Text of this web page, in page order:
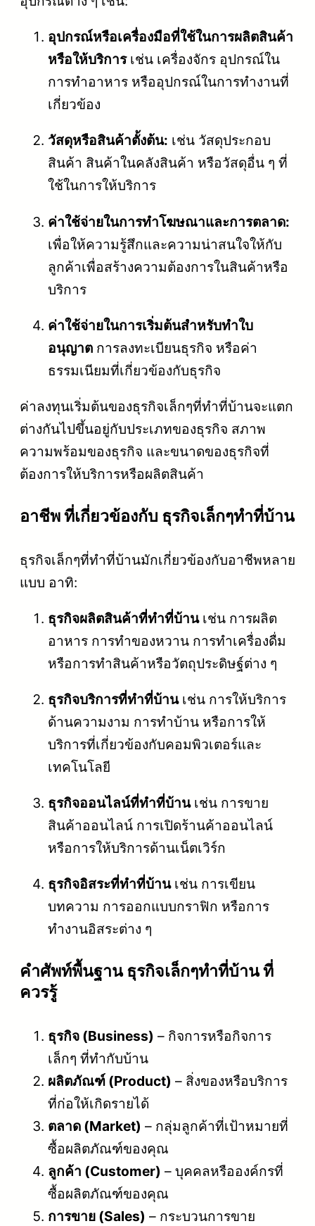
อุปกรณ์หรือเครื่องมือที่ใช้ในการผลิตสินค้า
หรือให้บริการเช่น เครื่องจักร อุปกรณ์ใน
การทำอาหาร หรืออุปกรณ์ในการทำงานที่
เกี่ยวข้อง
วัสดุหรือสินค้าตั้งต้น: เช่น วัสดุประกอบ
สินค้า สินค้าในคลังสินค้า หรือวัสดุอื่น ๆ ที่
ใช้ในการให้บริการ
ค่าใช้จ่ายในการทำโฆษณาและการตลาด:
เพื่อให้ความรู้สึกและความน่าสนใจให้กับ
ลูกค้าเพื่อสร้างความต้องการในสินค้าหรือ
บริการ
ค่าใช้จ่ายในการเริ่มต้นสำหรับทำใบ
อนุญาต การลงทะเบียนธุรกิจ หรือค่า
ธรรมเนียมที่เกี่ยวข้องกับธุรกิจ
ค่าลงทุนเริ่มต้นของธุรกิจเล็กๆที่ทำที่บ้านจะแตก
ต่างกันไปขึ้นอยู่กับประเภทของธุรกิจ สภาพ
ความพร้อมของธุรกิจ และขนาดของธุรกิจที่
ต้องการให้บริการหรือผลิตสินค้า
อาชีพ ที่เกี่ยวข้องกับ ธุรกิจเล็กๆทําที่บ้าน
ธุรกิจเล็กๆที่ทำที่บ้านมักเกี่ยวข้องกับอาชีพหลาย
แบบ อาทิ:
ธุรกิจผลิตสินค้าที่ทำที่บ้านเช่น การผลิต
อาหาร การทำของหวาน การทำเครื่องดื่ม
หรือการทำสินค้าหรือวัตถุประดิษฐ์ต่าง ๆ
ธุรกิจบริการที่ทำที่บ้านเช่น การให้บริการ
ด้านความงาม การทำบ้าน หรือการให้
บริการที่เกี่ยวข้องกับคอมพิวเตอร์และ
เทคโนโลยี
ธุรกิจออนไลน์ที่ทำที่บ้านเช่น การขาย
สินค้าออนไลน์ การเปิดร้านค้าออนไลน์
หรือการให้บริการด้านเน็ตเวิร์ก
ธุรกิจอิสระที่ทำที่บ้านเช่น การเขียน
บทความ การออกแบบกราฟิก หรือการ
ทำงานอิสระต่าง ๆ
คําศัพท์พื้นฐาน ธุรกิจเล็กๆทําที่บ้าน ที่
ควรรู้
ธุรกิจ (Business) – กิจการหรือกิจการ
เล็กๆ ที่ทำกับบ้าน
ผลิตภัณฑ์ (Product) – สิ่งของหรือบริการ
ที่ก่อให้เกิดรายได้
ตลาด (Market) – กลุ่มลูกค้าที่เป้าหมายที่
ซื้อผลิตภัณฑ์ของคุณ
ลูกค้า (Customer) – บุคคลหรือองค์กรที่
ซื้อผลิตภัณฑ์ของคุณ
การขาย (Sales) – กระบวนการขาย